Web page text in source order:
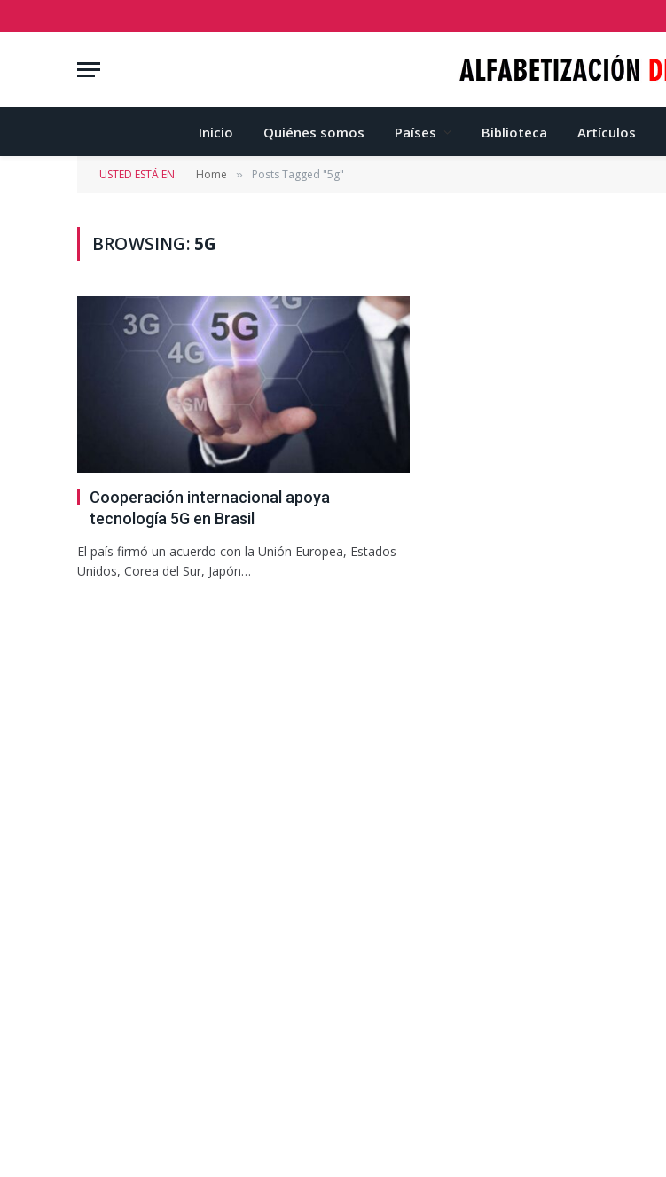
Inicio Quiénes somos Países Biblioteca Artículos
USTED ESTÁ EN: Home » Posts Tagged "5g"
BROWSING: 5G
Cooperación internacional apoya
tecnología 5G en Brasil
El país firmó un acuerdo con la Unión Europea, Estados
Unidos, Corea del Sur, Japón…